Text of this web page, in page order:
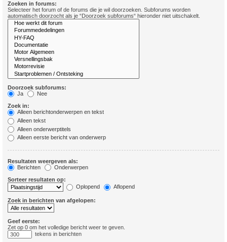
Zoeken in forums:
Selecteer het forum of de forums die je wil doorzoeken. Subforums worden
automatisch doorzocht als je “Doorzoek subforums“ hieronder niet uitschakelt.
Doorzoek subforums:
Ja
Nee
Zoek in:
Alleen berichtonderwerpen en tekst
Alleen tekst
Alleen onderwerptitels
Alleen eerste bericht van onderwerp
Resultaten weergeven als:
Berichten
Onderwerpen
Sorteer resultaten op:
Oplopend
Aflopend
Zoek in berichten van afgelopen:
Geef eerste:
Zet op 0 om het volledige bericht weer te geven.
tekens in berichten